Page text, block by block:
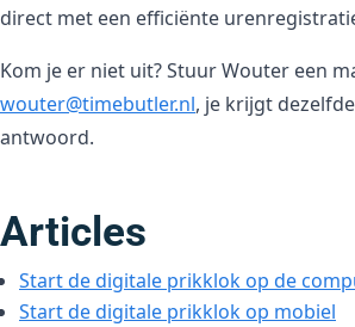
direct met een efficiënte
Kom je er niet uit? Stuur Wouter een
wouter@timebutler.nl, je krijgt
antwoord.
Articles
Start de digitale prikklok op de
Start de digitale prikklok op mobiel